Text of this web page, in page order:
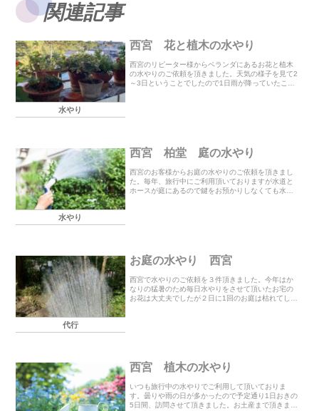
関連記事
水やり
西宮 花と植木の水やり
西宮のリピーター様からベランダにあるお花と植木
の水やりのご依頼を頂きました。天気の様子を見て2
～3日ということでしたので1日雨が降っていたこと
水やり
西宮 柏堂 庭の水やり
西宮のお客様からお庭の水やりのご依頼を頂きまし
た。毎年、旅行中にご利用頂いておりますが水道と
ホースが庭にあるので鍵をお預かりしなくても水や
代行
お庭の水やり 西宮
西宮で水やりのご依頼を３件頂きました。今年はか
なりの猛暑のため毎日水やりをさせて頂いたお宅の
お花は大丈夫でしたが２日に1回のお庭は枯れてしま
西宮 植木の水やり
いつも旅行中の水やりでご利用して頂いておりま
す。曇りや雨の日が多かったので予定通り1日おきの
5日間、訪問させて頂きました。お土産まで頂きまし